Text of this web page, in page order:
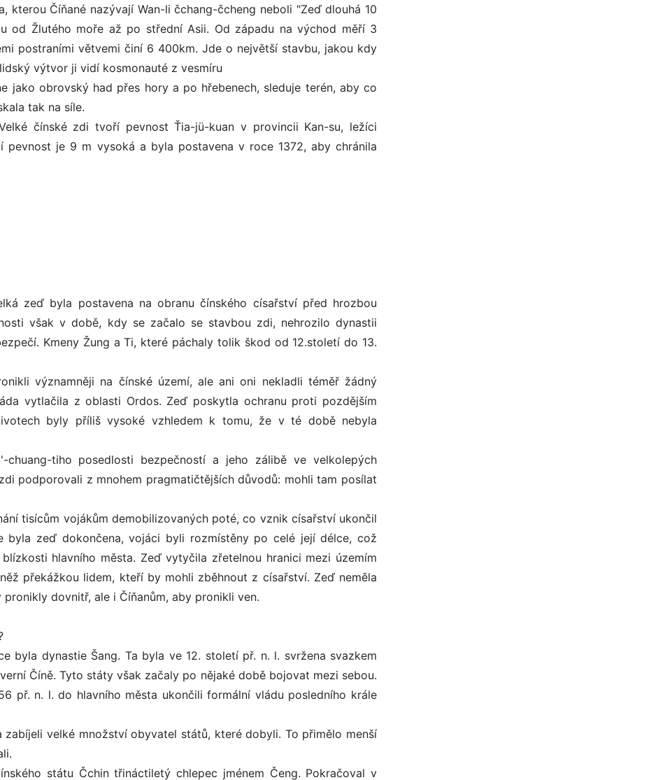
kterou Číňané nazývají Wan-li čchang-čcheng neboli "Zeď dlouhá 10
od Žlutého moře až po střední Asii. Od západu na východ měří 3
postraními větvemi činí 6 400km. Jde o největší stavbu, jakou kdy
výtvor ji vidí kosmonauté z vesmíru
jako obrovský had přes hory a po hřebenech, sleduje terén, aby co
tak na síle.
čínské zdi tvoří pevnost Ťia-jü-kuan v provincii Kan-su, ležíci
pevnost je 9 m vysoká a byla postavena v roce 1372, aby chránila
zeď byla postavena na obranu čínského císařství před hrozbou
však v době, kdy se začalo se stavbou zdi, nehrozilo dynastii
Kmeny Žung a Ti, které páchaly tolik škod od 12.století do 13.
významněji na čínské území, ale ani oni nekladli téměř žádný
vytlačila z oblasti Ordos. Zeď poskytla ochranu proti pozdějším
byly příliš vysoké vzhledem k tomu, že v té době nebyla
tiho posedlosti bezpečností a jeho zálibě ve velkolepých
podporovali z mnohem pragmatičtějších důvodů: mohli tam posílat
tisícům vojákům demobilizovaných poté, co vznik císařství ukončil
byla zeď dokončena, vojáci byli rozmístěny po celé její délce, což
hlavního města. Zeď vytyčila zřetelnou hranici mezi územím
překážkou lidem, kteří by mohli zběhnout z císařství. Zeď neměla
dovnitř, ale i Číňanům, aby pronikli ven.
byla dynastie Šang. Ta byla ve 12. století př. n. l. svržena svazkem
Číně. Tyto státy však začaly po nějaké době bojovat mezi sebou.
př. n. l. do hlavního města ukončili formální vládu posledního krále
velké množství obyvatel států, které dobyli. To přimělo menší
státu Čchin třináctiletý chlepec jménem Čeng. Pokračoval v